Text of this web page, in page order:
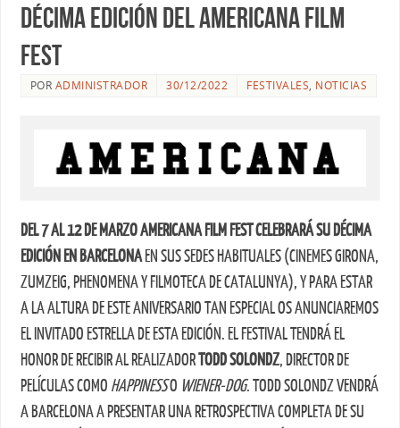
décima edición del Americana Film
Fest
POR ADMINISTRADOR 30/12/2022 FESTIVALES, NOTICIAS
DEL 7 AL 12 DE MARZO AMERICANA FILM FEST CELEBRARÁ SU DÉCIMA
EDICIÓN EN BARCELONAEN SUS SEDES HABITUALES (CINEMES GIRONA,
ZUMZEIG, PHENOMENA Y FILMOTECA DE CATALUNYA), Y PARA ESTAR
A LA ALTURA DE ESTE ANIVERSARIO TAN ESPECIAL OS ANUNCIAREMOS
EL INVITADO ESTRELLA DE ESTA EDICIÓN. EL FESTIVAL TENDRÁ EL
HONOR DE RECIBIR AL REALIZADORTODD SOLONDZ, DIRECTOR DE
PELÍCULAS COMO HAPPINESSO WIENER-DOG. TODD SOLONDZ VENDRÁ
A BARCELONA A PRESENTAR UNA RETROSPECTIVA COMPLETA DE SU